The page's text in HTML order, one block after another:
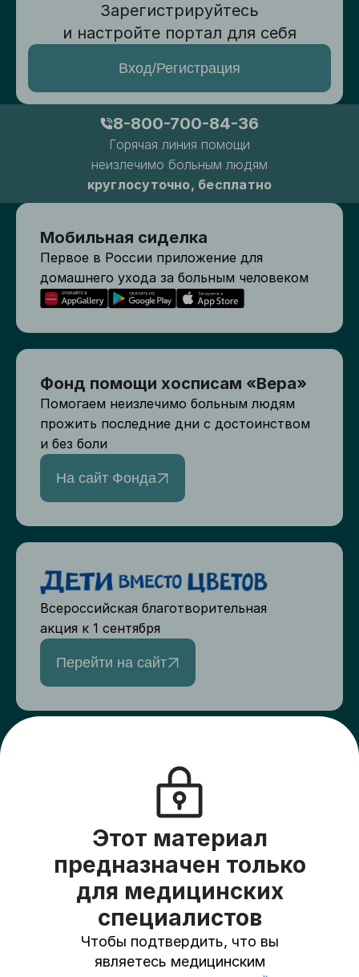
Этот материал
предназначен только
для медицинских
специалистов
Чтобы подтвердить, что вы
являетесь медицинским
Зарегистрируйтесь
и настройте портал для себя
Вход/Регистрация
8-800-700-84-36
Горячая линия помощи
неизлечимо больным людям
круглосуточно, бесплатно
Мобильная сиделка
Первое в России приложение для
домашнего ухода за больным человеком
Фонд помощи хосписам «Вера»
Помогаем неизлечимо больным людям
прожить последние дни с достоинством
и без боли
На сайт Фонда
Всероссийская благотворительная
акция к 1 сентября
Перейти на сайт
Создайте сбор для друзей и подарите
пациентам хосписов жизнь на всю
оставшуюся жизнь
На платформу
Пользовательское соглашение